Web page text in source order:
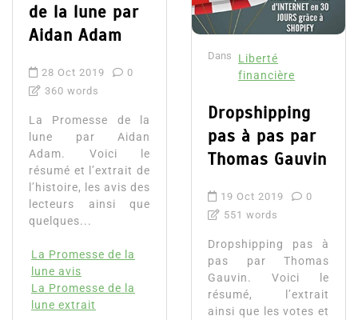
de la lune par
Aidan Adam
28 Oct 2019
0
360 words
La Promesse de la
lune par Aidan
Adam. Voici le
résumé et l’extrait de
l’histoire, les avis des
lecteurs ainsi que
quelques...
La Promesse de la
lune avis
La Promesse de la
lune extrait
Dans
Liberté
financière
Dropshipping
pas à pas par
Thomas Gauvin
19 Oct 2019
0
551 words
Dropshipping pas à
pas par Thomas
Gauvin. Voici le
résumé, l’extrait
ainsi que les votes et